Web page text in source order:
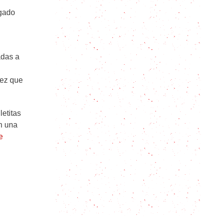
a
que
una
Roscón de Reyes casero en 8
pasos – ¡Siempre sale bien!
Ganache de Chocolate: 5 pasos
para la cobertura perfecta
Alfajores santafesinos – caseros y
ricos
Waffles Sin Azucar Ricos y
esponjosos
Cómo hacer BANANITA DOLCA /
Dulces argentinos